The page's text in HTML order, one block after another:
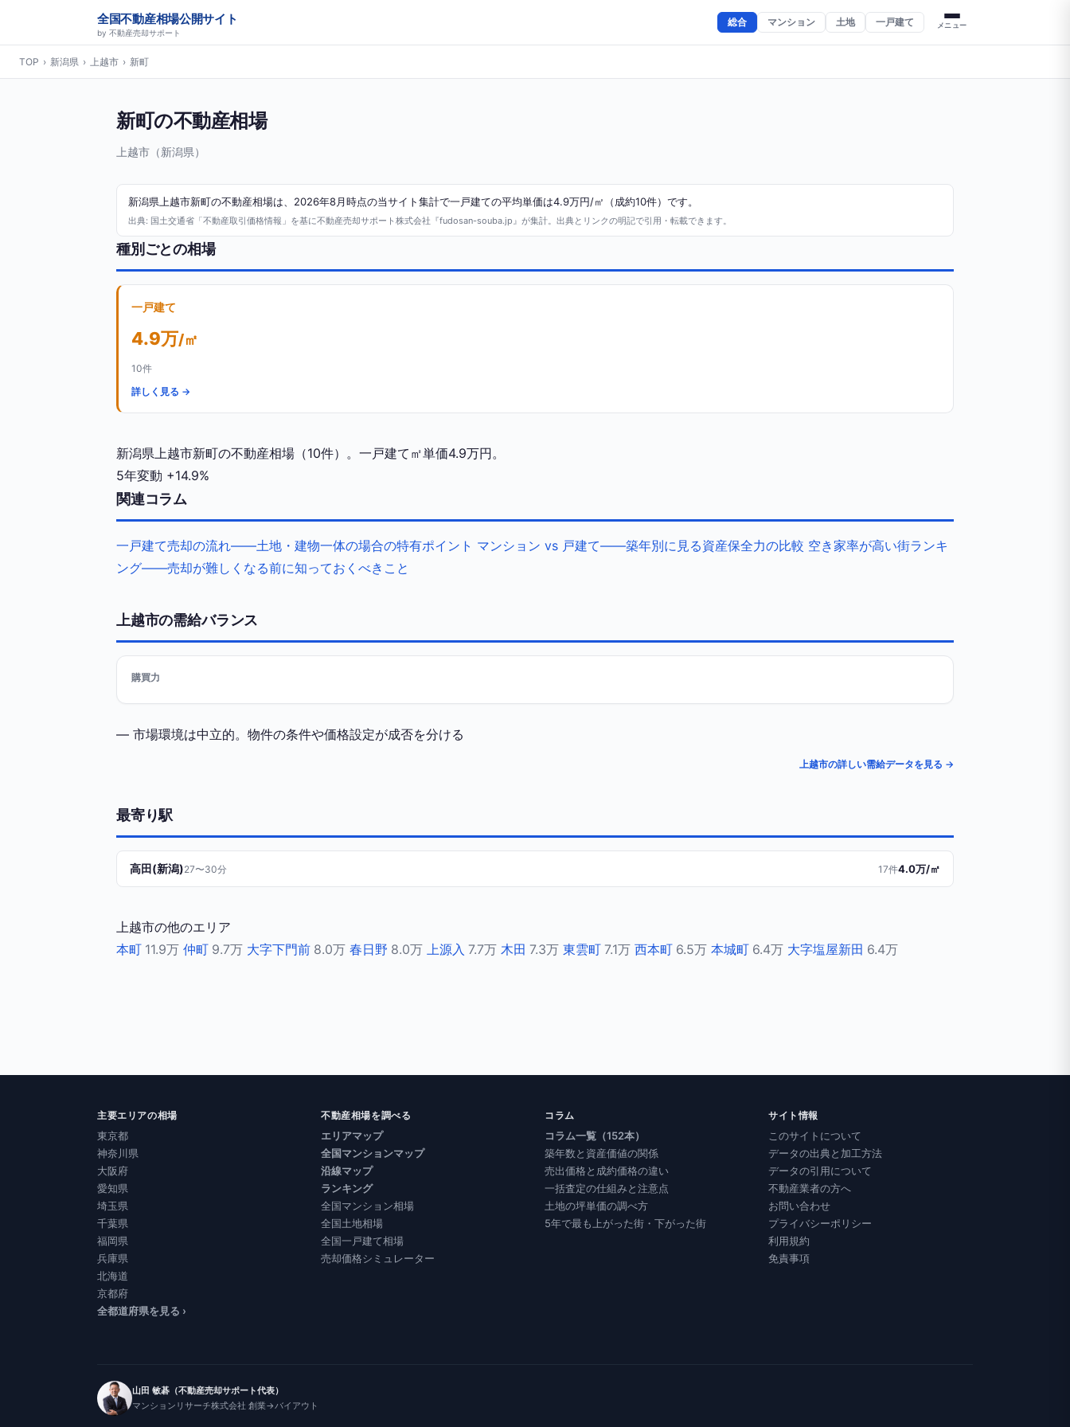
全国不動産相場公開サイト
by 不動産売却サポート
総合 マンション 土地 一戸建て メニュー
TOP › 新潟県 › 上越市 › 新町
新町の不動産相場
上越市（新潟県）
新潟県上越市新町の不動産相場は、2026年8月時点の当サイト集計で一戸建ての平均単価は4.9万円/㎡（成約10件）です。
出典: 国土交通省「不動産取引価格情報」を基に不動産売却サポート株式会社『fudosan-souba.jp』が集計。出典とリンクの明記で引用・転載できます。
種別ごとの相場
一戸建て
4.9万/㎡
10件
詳しく見る →
新潟県上越市新町の不動産相場（10件）。一戸建て㎡単価4.9万円。
5年変動 +14.9%
関連コラム
一戸建て売却の流れ——土地・建物一体の場合の特有ポイント マンション vs 戸建て——築年別に見る資産保全力の比較 空き家率が高い街ランキ
ング——売却が難しくなる前に知っておくべきこと
上越市の需給バランス
購買力
— 市場環境は中立的。物件の条件や価格設定が成否を分ける
上越市の詳しい需給データを見る →
最寄り駅
高田(新潟)27〜30分 17件4.0万/㎡
上越市の他のエリア
本町 11.9万 仲町 9.7万 大字下門前 8.0万 春日野 8.0万 上源入 7.7万 木田 7.3万 東雲町 7.1万 西本町 6.5万 本城町 6.4万 大字塩屋新田 6.4万
主要エリアの相場
東京都
神奈川県
大阪府
愛知県
埼玉県
千葉県
福岡県
兵庫県
北海道
京都府
全都道府県を見る ›
不動産相場を調べる
エリアマップ
全国マンションマップ
沿線マップ
ランキング
全国マンション相場
全国土地相場
全国一戸建て相場
売却価格シミュレーター
コラム
コラム一覧（152本）
築年数と資産価値の関係
売出価格と成約価格の違い
一括査定の仕組みと注意点
土地の坪単価の調べ方
5年で最も上がった街・下がった街
サイト情報
このサイトについて
データの出典と加工方法
データの引用について
不動産業者の方へ
お問い合わせ
プライバシーポリシー
利用規約
免責事項
山田 敏碁（不動産売却サポート代表）
マンションリサーチ株式会社 創業→バイアウト